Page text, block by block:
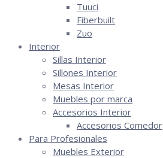
Tuuci
Fiberbuilt
Zuo
Interior
Sillas Interior
Sillones Interior
Mesas Interior
Muebles por marca
Accesorios Interior
Accesorios Comedor
Para Profesionales
Muebles Exterior